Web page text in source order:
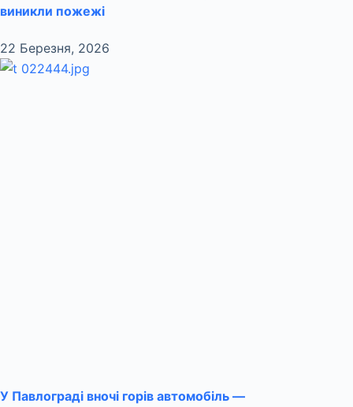
виникли пожежі
22 Березня, 2026
У Павлограді вночі горів автомобіль —